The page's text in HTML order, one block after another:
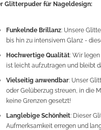
Glitterpuder für Nageldesign:
Funkelnde Brillanz: Unsere
bis hin zu intensivem Glanz -
Hochwertige Qualität: Wir
ist leicht aufzutragen und bleibt
Vielseitig anwendbar: Unser
oder Gelüberzug streuen, in die
keine Grenzen gesetzt!
Langlebige Schönheit: Dieser
Aufmerksamkeit erregen und